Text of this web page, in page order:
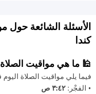
الأسئلة الشائعة حول
كندا
🕌 ما هي مواقيت
فيما يلي مواقيت الصلاة
• الفجْر: ٣:٤٢ ص